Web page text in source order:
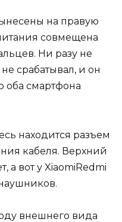
на правую
совмещена
Ни разу не
срабатывал, и он
оба смартфона
находится разъем
кабеля. Верхний
а вот у XiaomiRedmi
внешнего вида